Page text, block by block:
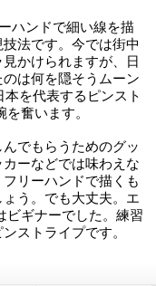
ハンドで細い線を描
法です。今では街中
かけられますが、日
は何を隠そうムーン
本を代表するピンスト
奮います。
でもらうためのグッ
ーなどでは味わえな
リーハンドで描くも
う。でも大丈夫。エ
ビギナーでした。練習
ストライプです。